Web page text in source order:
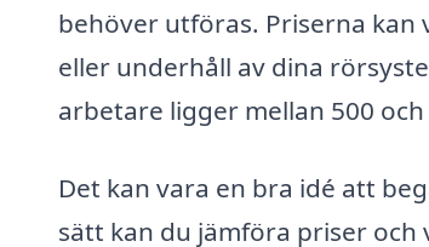
behöver utföras. Priserna
eller underhåll av dina
arbetare ligger mellan 500
Det kan vara en bra idé att
sätt kan du jämföra priser